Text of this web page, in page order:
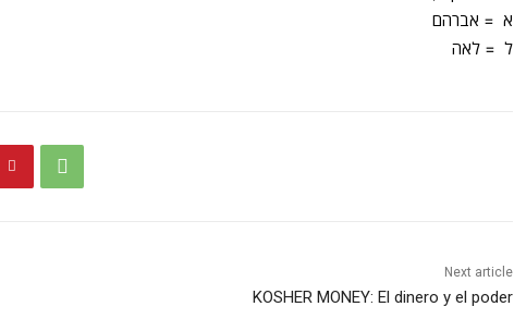
א = אברהם
ל = לאה
Next article
KOSHER MONEY: El dinero y el poder